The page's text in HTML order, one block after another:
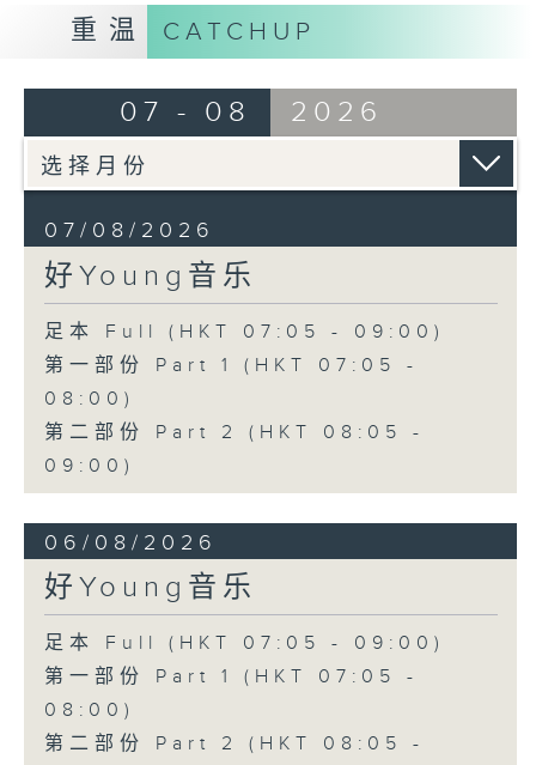
重温 CATCHUP
07 - 08 2026
07/08/2026
好Young音乐
足本 Full (HKT 07:05 - 09:00)
第一部份 Part 1 (HKT 07:05 -
08:00)
第二部份 Part 2 (HKT 08:05 -
09:00)
06/08/2026
好Young音乐
足本 Full (HKT 07:05 - 09:00)
第一部份 Part 1 (HKT 07:05 -
08:00)
第二部份 Part 2 (HKT 08:05 -